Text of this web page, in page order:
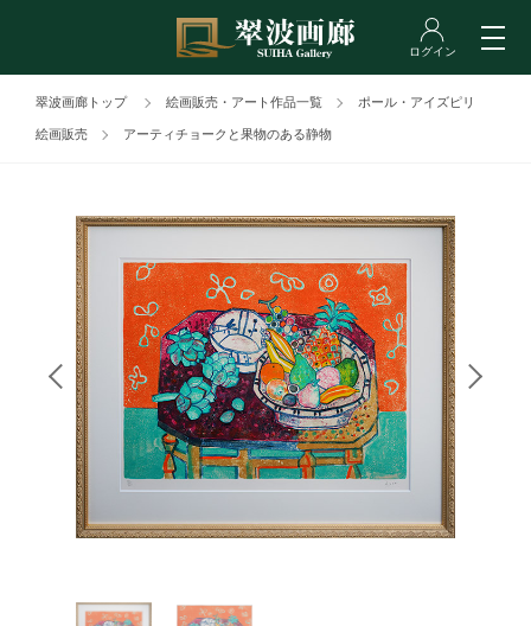
翠波画廊トップ 絵画販売・アート作品一覧 ポール・アイズピリ
絵画販売 アーティチョークと果物のある静物